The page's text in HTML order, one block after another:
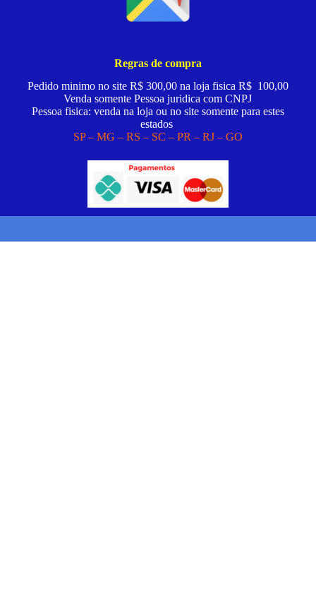
Regras de compra
Pedido minimo no site R$ 300,00 na loja fisica R$ 100,00
Venda somente Pessoa juridica com CNPJ
Pessoa fisica: venda na loja ou no site somente para estes
estados
SP – MG – RS – SC – PR – RJ – GO